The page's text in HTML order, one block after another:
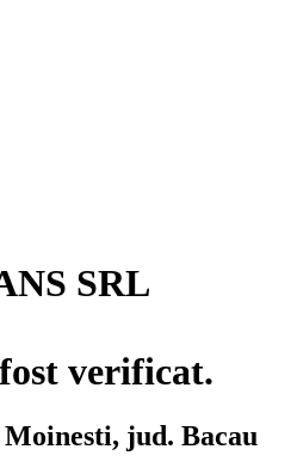
SRL
verificat.
jud. Bacau